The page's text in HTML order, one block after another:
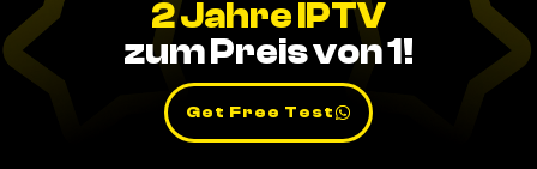
2 Jahre IPTV
zum Preis von 1!
Get Free Test